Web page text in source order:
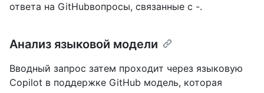
ответа на GitHubвопросы, связанные с -.
Анализ языковой модели
Вводный запрос затем проходит через языковую
Copilot в поддержке GitHub модель, которая